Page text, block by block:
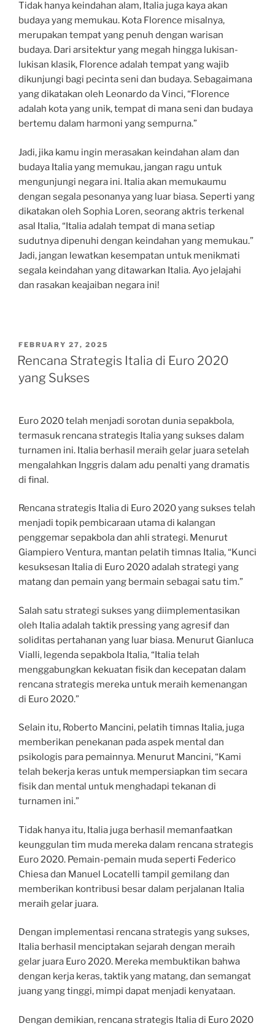
Tidak hanya keindahan alam, Italia juga kaya akan
budaya yang memukau. Kota Florence misalnya,
merupakan tempat yang penuh dengan warisan
budaya. Dari arsitektur yang megah hingga lukisan-
lukisan klasik, Florence adalah tempat yang wajib
dikunjungi bagi pecinta seni dan budaya. Sebagaimana
yang dikatakan oleh Leonardo da Vinci, “Florence
adalah kota yang unik, tempat di mana seni dan budaya
bertemu dalam harmoni yang sempurna.”
Jadi, jika kamu ingin merasakan keindahan alam dan
budaya Italia yang memukau, jangan ragu untuk
mengunjungi negara ini. Italia akan memukaumu
dengan segala pesonanya yang luar biasa. Seperti yang
dikatakan oleh Sophia Loren, seorang aktris terkenal
asal Italia, “Italia adalah tempat di mana setiap
sudutnya dipenuhi dengan keindahan yang memukau.”
Jadi, jangan lewatkan kesempatan untuk menikmati
segala keindahan yang ditawarkan Italia. Ayo jelajahi
dan rasakan keajaiban negara ini!
POSTED
ON
FEBRUARY 27, 2025
Rencana Strategis Italia di Euro 2020
yang Sukses
Euro 2020 telah menjadi sorotan dunia sepakbola,
termasuk rencana strategis Italia yang sukses dalam
turnamen ini. Italia berhasil meraih gelar juara setelah
mengalahkan Inggris dalam adu penalti yang dramatis
di final.
Rencana strategis Italia di Euro 2020 yang sukses telah
menjadi topik pembicaraan utama di kalangan
penggemar sepakbola dan ahli strategi. Menurut
Giampiero Ventura, mantan pelatih timnas Italia, “Kunci
kesuksesan Italia di Euro 2020 adalah strategi yang
matang dan pemain yang bermain sebagai satu tim.”
Salah satu strategi sukses yang diimplementasikan
oleh Italia adalah taktik pressing yang agresif dan
soliditas pertahanan yang luar biasa. Menurut Gianluca
Vialli, legenda sepakbola Italia, “Italia telah
menggabungkan kekuatan fisik dan kecepatan dalam
rencana strategis mereka untuk meraih kemenangan
di Euro 2020.”
Selain itu, Roberto Mancini, pelatih timnas Italia, juga
memberikan penekanan pada aspek mental dan
psikologis para pemainnya. Menurut Mancini, “Kami
telah bekerja keras untuk mempersiapkan tim secara
fisik dan mental untuk menghadapi tekanan di
turnamen ini.”
Tidak hanya itu, Italia juga berhasil memanfaatkan
keunggulan tim muda mereka dalam rencana strategis
Euro 2020. Pemain-pemain muda seperti Federico
Chiesa dan Manuel Locatelli tampil gemilang dan
memberikan kontribusi besar dalam perjalanan Italia
meraih gelar juara.
Dengan implementasi rencana strategis yang sukses,
Italia berhasil menciptakan sejarah dengan meraih
gelar juara Euro 2020. Mereka membuktikan bahwa
dengan kerja keras, taktik yang matang, dan semangat
juang yang tinggi, mimpi dapat menjadi kenyataan.
Dengan demikian, rencana strategis Italia di Euro 2020